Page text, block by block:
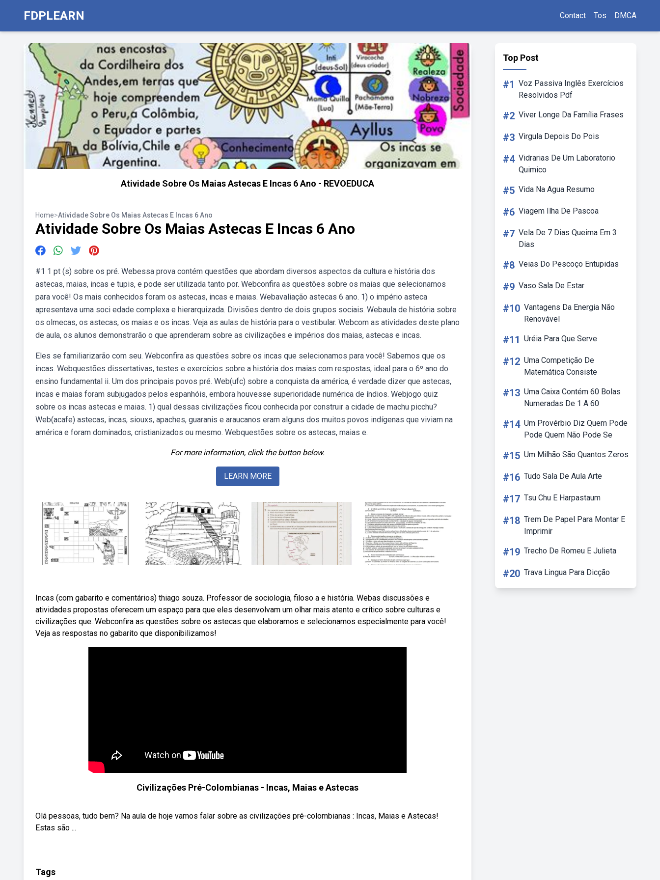
FDPLEARN Contact Tos DMCA
Atividade Sobre Os Maias Astecas E Incas 6 Ano - REVOEDUCA
Home>Atividade Sobre Os Maias Astecas E Incas 6 Ano
Atividade Sobre Os Maias Astecas E Incas 6 Ano
#1 1 pt (s) sobre os pré. Webessa prova contém questões que abordam diversos aspectos da cultura e história dos
astecas, maias, incas e tupis, e pode ser utilizada tanto por. Webconfira as questões sobre os maias que selecionamos
para você! Os mais conhecidos foram os astecas, incas e maias. Webavaliação astecas 6 ano. 1) o império asteca
apresentava uma soci edade complexa e hierarquizada. Divisões dentro de dois grupos sociais. Webaula de história sobre
os olmecas, os astecas, os maias e os incas. Veja as aulas de história para o vestibular. Webcom as atividades deste plano
de aula, os alunos demonstrarão o que aprenderam sobre as civilizações e impérios dos maias, astecas e incas.
Eles se familiarizarão com seu. Webconfira as questões sobre os incas que selecionamos para você! Sabemos que os
incas. Webquestões dissertativas, testes e exercícios sobre a história dos maias com respostas, ideal para o 6º ano do
ensino fundamental ii. Um dos principais povos pré. Web(ufc) sobre a conquista da américa, é verdade dizer que astecas,
incas e maias foram subjugados pelos espanhóis, embora houvesse superioridade numérica de índios. Webjogo quiz
sobre os incas astecas e maias. 1) qual dessas civilizações ficou conhecida por construir a cidade de machu picchu?
Web(acafe) astecas, incas, siouxs, apaches, guaranis e araucanos eram alguns dos muitos povos indígenas que viviam na
américa e foram dominados, cristianizados ou mesmo. Webquestões sobre os astecas, maias e.
For more information, click the button below.
LEARN MORE
Incas (com gabarito e comentários) thiago souza. Professor de sociologia, filoso a e história. Webas discussões e
atividades propostas oferecem um espaço para que eles desenvolvam um olhar mais atento e crítico sobre culturas e
civilizações que. Webconfira as questões sobre os astecas que elaboramos e selecionamos especialmente para você!
Veja as respostas no gabarito que disponibilizamos!
Civilizações Pré-Colombianas - Incas, Maias e Astecas
Olá pessoas, tudo bem? Na aula de hoje vamos falar sobre as civilizações pré-colombianas : Incas, Maias e Astecas!
Estas são ...
Tags
Top Post
#1 Voz Passiva Inglês Exercícios
Resolvidos Pdf
#2 Viver Longe Da Família Frases
#3 Virgula Depois Do Pois
#4 Vidrarias De Um Laboratorio
Quimico
#5 Vida Na Agua Resumo
#6 Viagem Ilha De Pascoa
#7 Vela De 7 Dias Queima Em 3
Dias
#8 Veias Do Pescoço Entupidas
#9 Vaso Sala De Estar
#10 Vantagens Da Energia Não
Renovável
#11 Uréia Para Que Serve
#12 Uma Competição De
Matemática Consiste
#13 Uma Caixa Contém 60 Bolas
Numeradas De 1 A 60
#14 Um Provérbio Diz Quem Pode
Pode Quem Não Pode Se
#15 Um Milhão São Quantos Zeros
#16 Tudo Sala De Aula Arte
#17 Tsu Chu E Harpastaum
#18 Trem De Papel Para Montar E
Imprimir
#19 Trecho De Romeu E Julieta
#20 Trava Lingua Para Dicção